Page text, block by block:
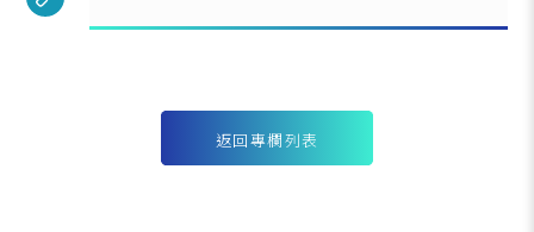
返回專欄列表